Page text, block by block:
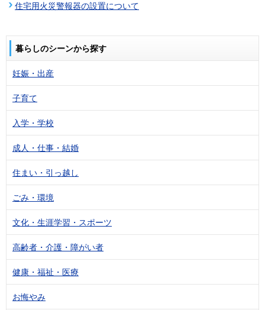
住宅用火災警報器の設置について
暮らしのシーンから探す
妊娠・出産
子育て
入学・学校
成人・仕事・結婚
住まい・引っ越し
ごみ・環境
文化・生涯学習・スポーツ
高齢者・介護・障がい者
健康・福祉・医療
お悔やみ